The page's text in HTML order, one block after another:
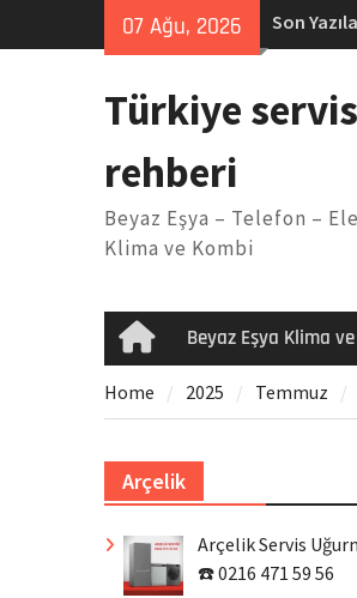
07 Ağu, 2026 Son
Türkiye
rehberi
Beyaz Eşya – Telefon –
Klima ve Kombi
HomeBeyaz Eşya Klima
Home 2025 Temmuz
Arçelik
Arçelik Servis
☎️ 0216 471 59 56